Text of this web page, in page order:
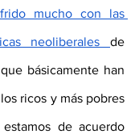
mucho con las
neoliberales de
básicamente han
ricos y más pobres
de acuerdo